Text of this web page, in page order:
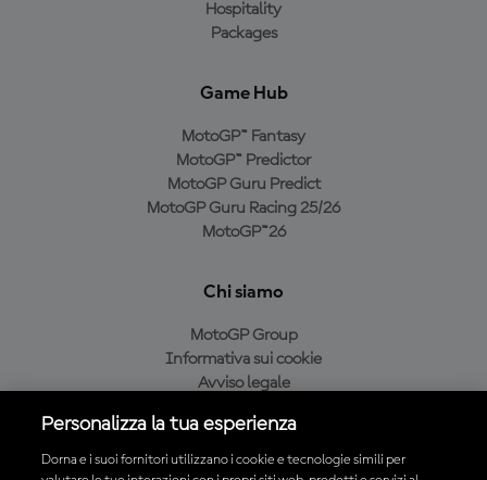
Hospitality
Packages
Game Hub
MotoGP™ Fantasy
MotoGP™ Predictor
MotoGP Guru Predict
MotoGP Guru Racing 25/26
MotoGP™26
Chi siamo
MotoGP Group
Informativa sui cookie
Avviso legale
Condizioni di acquisto
Personalizza la tua esperienza
Dorna e i suoi fornitori utilizzano i cookie e tecnologie simili per